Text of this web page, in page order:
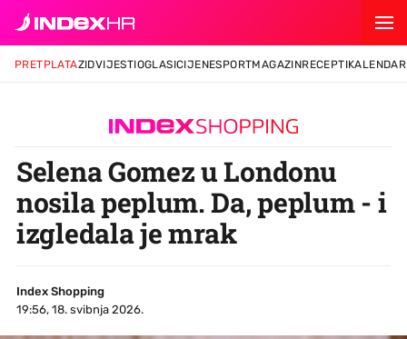
PRETPLATAZIDVIJESTIOGLASICIJENESPORTMAGAZINRECEPTIKALENDAR
Selena Gomez u Londonu
nosila peplum. Da, peplum - i
izgledala je mrak
Index Shopping
19:56, 18. svibnja 2026.